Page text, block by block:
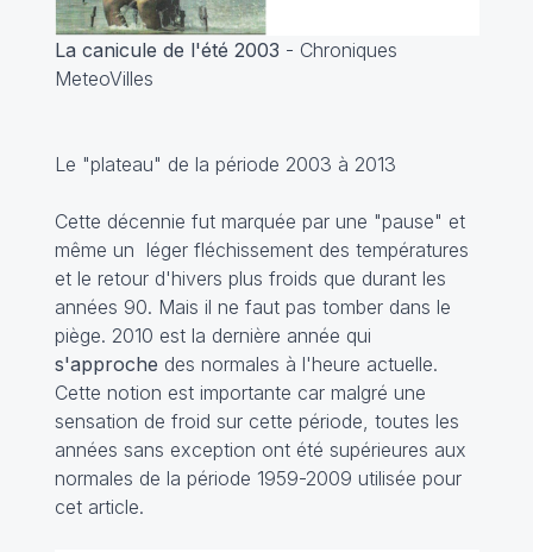
La canicule de l'été 2003 - Chroniques
MeteoVilles
Le "plateau" de la période 2003 à 2013
Cette décennie fut marquée par une "pause" et
même un léger fléchissement des températures
et le retour d'hivers plus froids que durant les
années 90. Mais il ne faut pas tomber dans le
piège. 2010 est la dernière année qui
s'approche des normales à l'heure actuelle.
Cette notion est importante car malgré une
sensation de froid sur cette période, toutes les
années sans exception ont été supérieures aux
normales de la période 1959-2009 utilisée pour
cet article.